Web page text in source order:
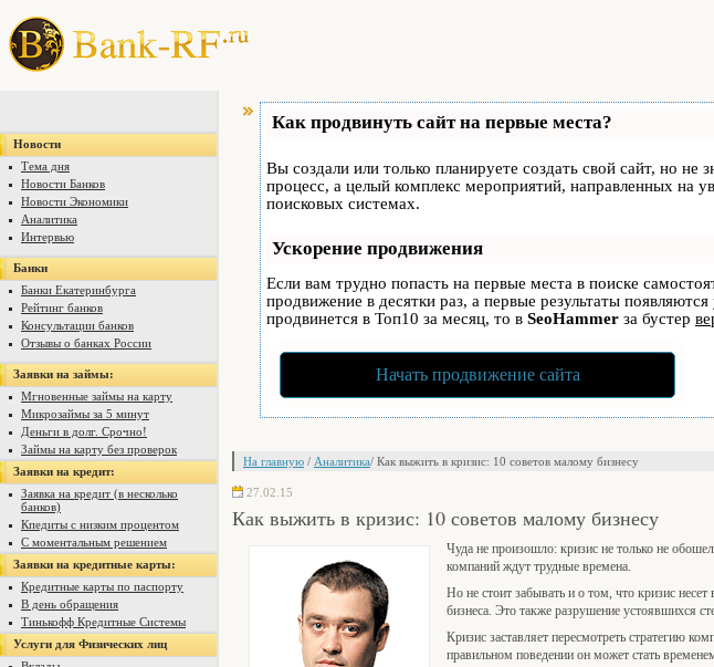
Новости
Тема дня
Новости Банков
Новости Экономики
Аналитика
Интервью
Банки
Банки Екатеринбурга
Рейтинг банков
Консультации банков
Отзывы о банках России
Заявки на займы:
Мгновенные займы на карту
Микрозаймы за 5 минут
Деньги в долг. Срочно!
Займы на карту без проверок
Заявки на кредит:
Заявка на кредит (в несколько
банков)
Кпедиты с низким процентом
С моментальным решением
Заявки на кредитные карты:
Кредитные карты по паспорту
В день обращения
Тинькофф Кредитные Системы
Услуги для Физических лиц
Как продвинуть сайт на первые места?
Вы создали или только планируете создать свой сайт, но не
процесс, а целый комплекс мероприятий, направленных на
поисковых системах.
Ускорение продвижения
Если вам трудно попасть на первые места в поиске
продвижение в десятки раз, а первые результаты
продвинется в Топ10 за месяц, то в SeoHammer за бустер
Начать продвижение сайта
На главную / Аналитика/ Как выжить в кризис: 10 советов малому бизнесу
27.02.15
Как выжить в кризис: 10 советов малому бизнесу
Чуда не произошло: кризис не только не
компаний ждут трудные времена.
Но не стоит забывать и о том, что кризис
бизнеса. Это также разрушение устоявшихся
Кризис заставляет пересмотреть стратегию
правильном поведении он может стать